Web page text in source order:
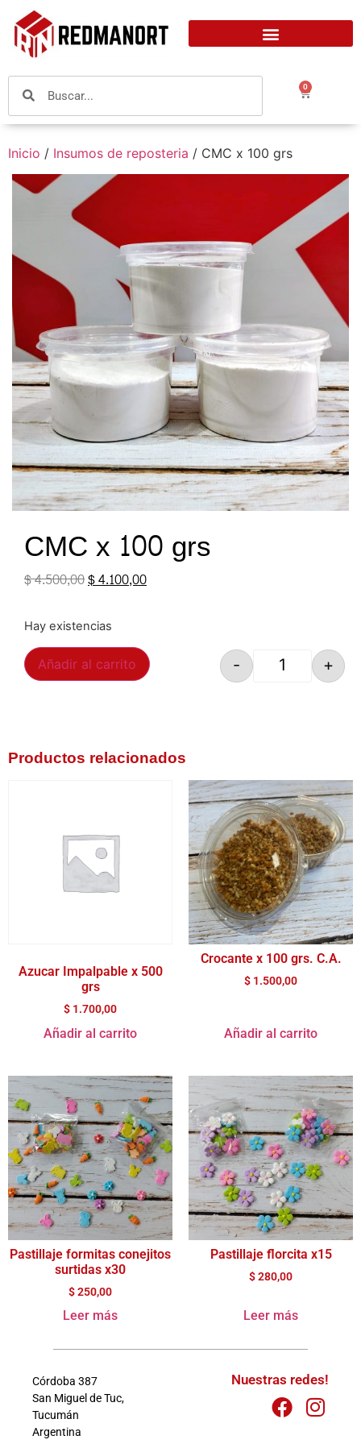
0
Inicio / Insumos de reposteria / CMC x 100 grs
CMC x 100 grs
$4.500,00$4.100,00
Hay existencias
- +
Añadir al carrito
Productos relacionados
Azucar Impalpable x 500
grs
$ 1.700,00
Añadir al carrito
Crocante x 100 grs. C.A.
$ 1.500,00
Añadir al carrito
Pastillaje formitas conejitos
surtidas x30
$250,00
Leer más
Pastillaje florcita x15
$280,00
Leer más
Córdoba 387
San Miguel de Tuc,
Tucumán
Argentina
Nuestras redes!